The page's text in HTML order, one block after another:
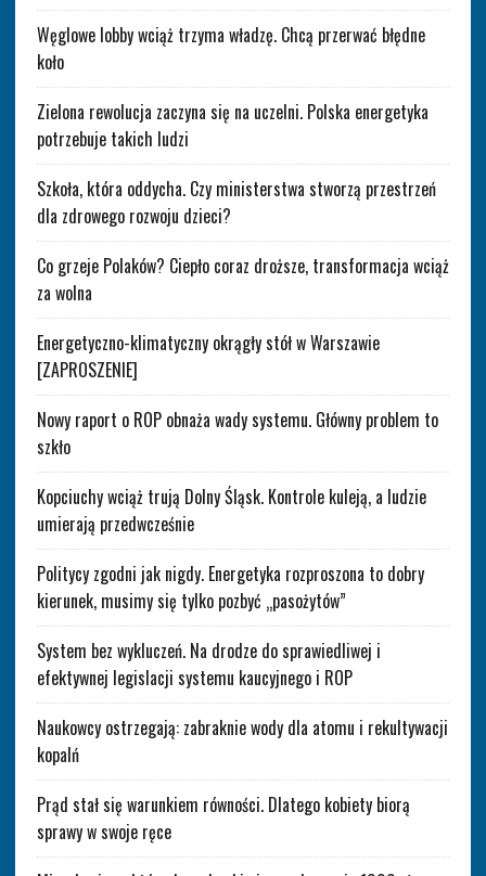
Węglowe lobby wciąż trzyma władzę. Chcą przerwać błędne
koło
Zielona rewolucja zaczyna się na uczelni. Polska energetyka
potrzebuje takich ludzi
Szkoła, która oddycha. Czy ministerstwa stworzą przestrzeń
dla zdrowego rozwoju dzieci?
Co grzeje Polaków? Ciepło coraz droższe, transformacja wciąż
za wolna
Energetyczno-klimatyczny okrągły stół w Warszawie
[ZAPROSZENIE]
Nowy raport o ROP obnaża wady systemu. Główny problem to
szkło
Kopciuchy wciąż trują Dolny Śląsk. Kontrole kuleją, a ludzie
umierają przedwcześnie
Politycy zgodni jak nigdy. Energetyka rozproszona to dobry
kierunek, musimy się tylko pozbyć „pasożytów”
System bez wykluczeń. Na drodze do sprawiedliwej i
efektywnej legislacji systemu kaucyjnego i ROP
Naukowcy ostrzegają: zabraknie wody dla atomu i rekultywacji
kopalń
Prąd stał się warunkiem równości. Dlatego kobiety biorą
sprawy w swoje ręce